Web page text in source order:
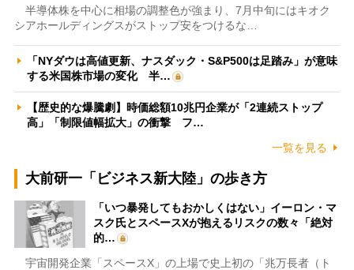
半導体株を中心に相場の調整色が強まり、7月中旬にはキオク
シアホールディングスがストップ安をつけるな…
「NYダウは高値更新、ナスダック・S&P500は足踏み」が意味
する米国株市場の変化 半…
【歴史的な爆騰劇】時価総額10兆円企業が「2連続ストップ
高」「制限値幅拡大」の衝撃 フ…
一覧を見る
大前研一「ビジネス新大陸」の歩き方
「いつ暴発してもおかしくはない」イーロン・マ
スク氏とスペースXが抱えるリスクの数々「絶対
的…
宇宙開発企業「スペースX」の上場で史上初の「兆万長者（ト